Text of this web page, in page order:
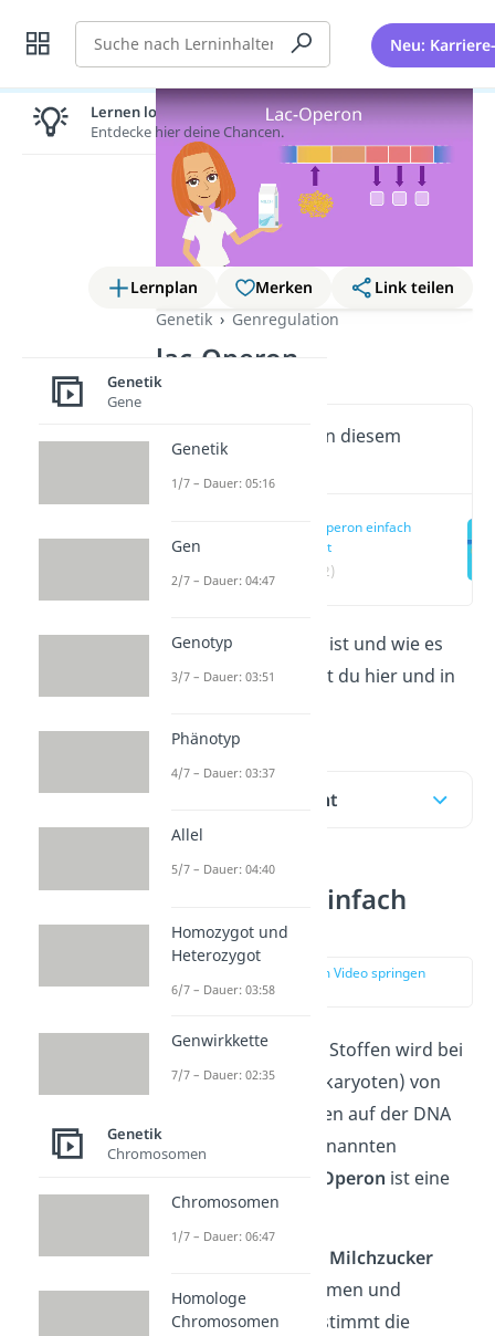
Suche Neu:
Lernplan Merken
Link teilen
Genetik
Genregulation
lac-Operon
Wichtige Inhalte in diesem
Video
Lac-Operon einfach
erklärt
(00:12)
Was daslac-Operon
ist und wie es
funktioniert, erfährst du hier und in
Inhaltsübersicht
Lac-Operon einfach
erklärt
zur Stelle im Video springen
(00:12)
DieHerstellung
von Stoffen wird bei
Bakterien(bzw. Prokaryoten) von
speziellen Abschnitten auf der DNA
gesteuert
, den sogenannten
lac-Operon ist eine
Art davon.
Milchzucker
Lactose) aufgenommen und
abgebaut. Dabei bestimmt die
Lernen lohnt sich!
Entdecke hier deine Chancen.
Genetik
Gene
Genetik
1/7 – Dauer: 05:16
Gen
2/7 – Dauer: 04:47
Genotyp
3/7 – Dauer: 03:51
Phänotyp
4/7 – Dauer: 03:37
Allel
5/7 – Dauer: 04:40
Homozygot und
Heterozygot
6/7 – Dauer: 03:58
Genwirkkette
7/7 – Dauer: 02:35
Genetik
Chromosomen
Chromosomen
1/7 – Dauer: 06:47
Homologe
Chromosomen